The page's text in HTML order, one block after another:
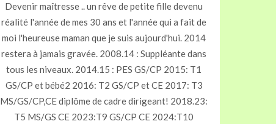
Devenir maîtresse .. un rêve de petite fille devenu
réalité l'année de mes 30 ans et l'année qui a fait de
moi l'heureuse maman que je suis aujourd'hui. 2014
restera à jamais gravée. 2008.14 : Suppléante dans
tous les niveaux. 2014.15 : PES GS/CP 2015: T1
GS/CP et bébé2 2016: T2 GS/CP et CE 2017: T3
MS/GS/CP,CE diplôme de cadre dirigeant! 2018.23:
T5 MS/GS CE 2023:T9 GS/CP CE 2024:T10